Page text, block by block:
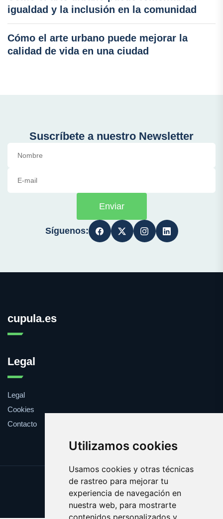
Utilizamos cookies
Usamos cookies y otras técnicas
de rastreo para mejorar tu
experiencia de navegación en
nuestra web, para mostrarte
contenidos personalizados y
igualdad y la inclusión en la comunidad
Cómo el arte urbano puede mejorar la
calidad de vida en una ciudad
Suscríbete a nuestro Newsletter
Enviar
Síguenos:
cupula.es
Legal
Legal
Cookies
Contacto
Update cookies preferences
Copyright © 2025 cupula.es